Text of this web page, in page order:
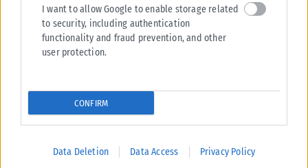
I want to allow Google to enable storage related
to security, including authentication
functionality and fraud prevention, and other
user protection.
CONFIRM
Data Deletion Data Access Privacy Policy